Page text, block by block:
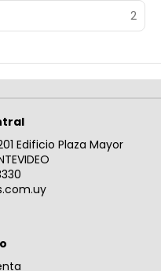
2
Edificio Plaza Mayor